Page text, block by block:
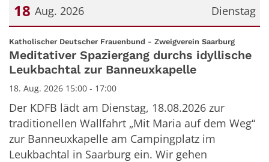
Dienstag
18 Aug. 2026
Datum: 18. August 2026
Katholischer Deutscher Frauenbund - Zweigverein Saarburg:
Meditativer Spaziergang durchs idyllische
Leukbachtal zur Banneuxkapelle
18. Aug. 2026 15:00 - 17:00
Der KDFB lädt am Dienstag, 18.08.2026 zur
traditionellen Wallfahrt „Mit Maria auf dem Weg“
zur Banneuxkapelle am Campingplatz im
Leukbachtal in Saarburg ein. Wir gehen